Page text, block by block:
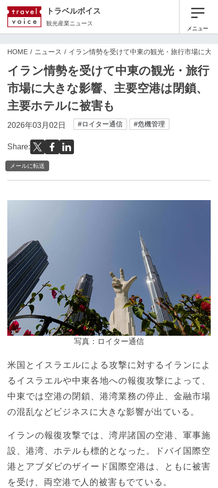
トラベルボイス
観光産業ニュース
メニュー
HOME ニュース イラン情勢を受けて中東の観光・旅行市場に大
イラン情勢を受けて中東の観光・旅行
市場に大きな影響、主要空港は閉鎖、
主要ホテルに被害も
2026年03月02日 #ロイター通信 #危機管理
Share:
メールに転送
写真：ロイター通信
米国とイスラエルによる攻撃に対するイランによ
るイスラエルや中東各地への報復攻撃によって、
中東では空港の閉鎖、港湾業務の停止、金融市場
の混乱などビジネスに大きな影響が出ている。
イランの報復攻撃では、湾岸諸国の空港、軍事施
設、港湾、ホテルも標的となった。ドバイ国際空
港とアブダビのザイード国際空港は、ともに被害
を受け、両空港で人的被害もでている。